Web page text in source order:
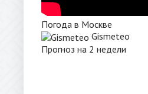
Погода в Москве
Gismeteo
Прогноз на 2 недели